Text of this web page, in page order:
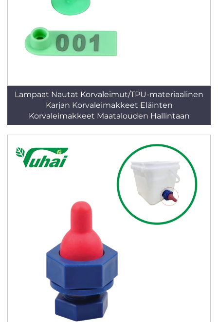
Lampaat Nautat Korvaleimut/TPU-materiaalinen
Karjan Korvaleimakkeet Eläinten
Korvaleimakkeet Maatalouden Hallintaan